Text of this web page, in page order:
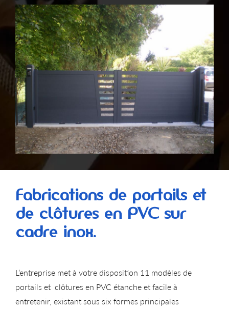
Fabrications de portails et
de clôtures en PVC sur
cadre inox.
L’entreprise met à votre disposition 11 modèles de
portails et clôtures en PVC étanche et facile à
entretenir, existant sous six formes principales